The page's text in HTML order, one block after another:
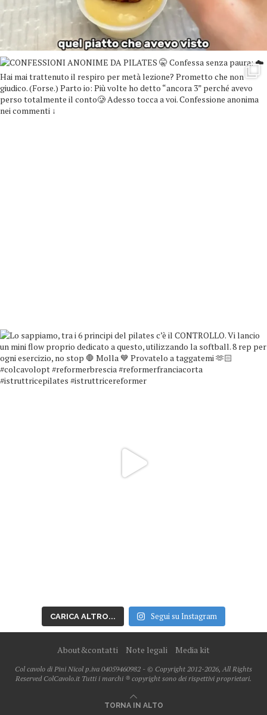
CARICA ALTRO... Segui su Instagram
About&contatti Note legali Media kit
Col cavolo di Pini Nicol p.iva 04059460982 - © Copyright 2012-2026, All Rights
Reserved ColCavolo.it Tutti i marchi ® copyright sono dei rispettivi proprietari.
TORNA IN ALTO